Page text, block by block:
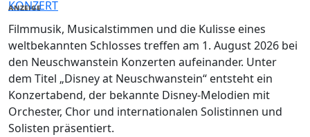
KONZERT
ANZEIGE
Filmmusik, Musicalstimmen und die Kulisse eines
weltbekannten Schlosses treffen am 1. August 2026 bei
den Neuschwanstein Konzerten aufeinander. Unter
dem Titel „Disney at Neuschwanstein“ entsteht ein
Konzertabend, der bekannte Disney-Melodien mit
Orchester, Chor und internationalen Solistinnen und
Solisten präsentiert.